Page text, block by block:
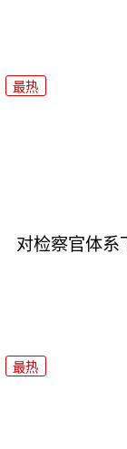
最热
对检察官体系
最热